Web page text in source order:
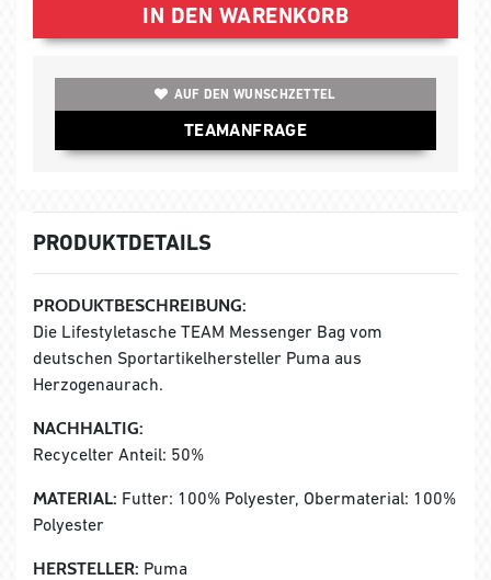
IN DEN WARENKORB
AUF DEN WUNSCHZETTEL
TEAMANFRAGE
PRODUKTDETAILS
PRODUKTBESCHREIBUNG:
Die Lifestyletasche TEAM Messenger Bag vom
deutschen Sportartikelhersteller Puma aus
Herzogenaurach.
NACHHALTIG:
Recycelter Anteil: 50%
MATERIAL: Futter: 100% Polyester, Obermaterial: 100%
Polyester
HERSTELLER: Puma